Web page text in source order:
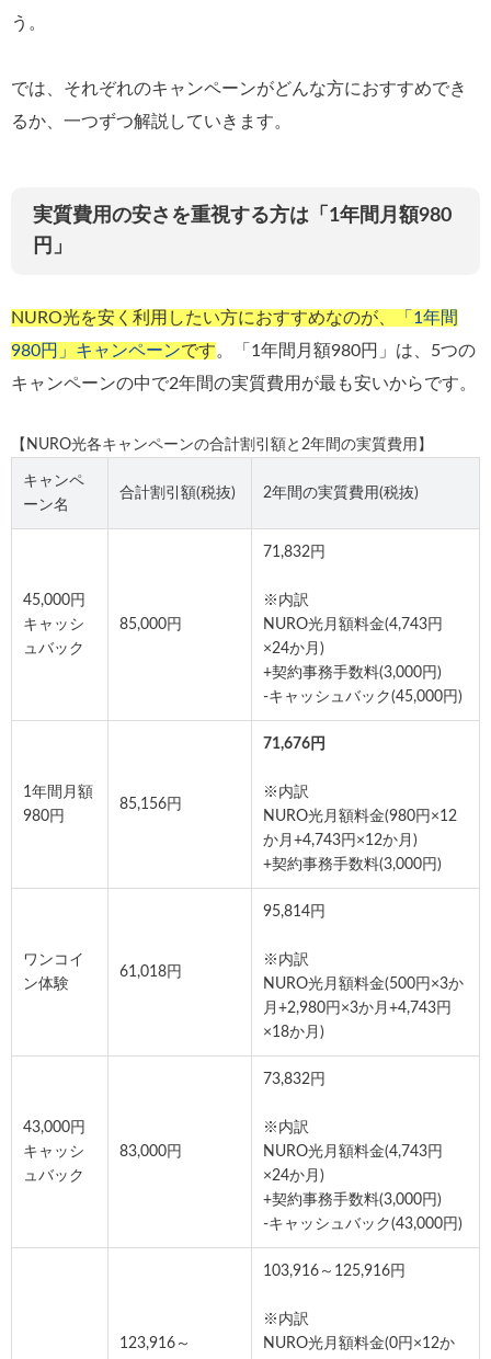
う。
では、それぞれのキャンペーンがどんな方におすすめでき
るか、一つずつ解説していきます。
実質費用の安さを重視する方は「1年間月額980
円」
NURO光を安く利用したい方におすすめなのが、
「1年間
980円」キャンペーンです。「1年間月額980円」は、5つの
キャンペーンの中で2年間の実質費用が最も安いからです。
【NURO光各キャンペーンの合計割引額と2年間の実質費用】
キャンペ
ーン名
合計割引額(税抜) 2年間の実質費用(税抜)
45,000円
キャッシ
ュバック
85,000円
71,832円
※内訳
NURO光月額料金(4,743円
×24か月)
+契約事務手数料(3,000円)
-キャッシュバック(45,000円)
1年間月額
980円
85,156円
71,676円
※内訳
NURO光月額料金(980円×12
か月+4,743円×12か月)
+契約事務手数料(3,000円)
ワンコイ
ン体験
61,018円
95,814円
※内訳
NURO光月額料金(500円×3か
月+2,980円×3か月+4,743円
×18か月)
43,000円
キャッシ
ュバック
83,000円
73,832円
※内訳
NURO光月額料金(4,743円
×24か月)
+契約事務手数料(3,000円)
-キャッシュバック(43,000円)
123,916～
103,916～125,916円
※内訳
NURO光月額料金(0円×12か